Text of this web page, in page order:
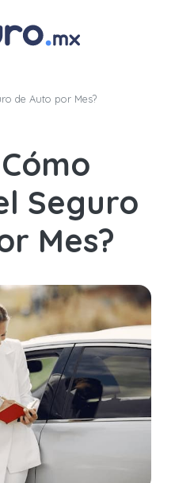
de Auto por Mes?
Seguro
Mes?